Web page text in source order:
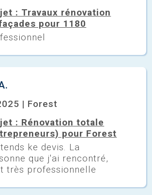
: Travaux rénovation
pour 1180
| Forest
: Rénovation totale
pour Forest
ke devis. La
que j'ai rencontré,
très professionnelle